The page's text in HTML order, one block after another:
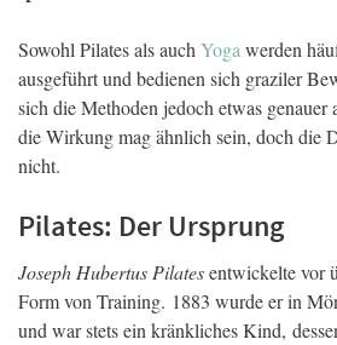
Sowohl Pilates als auch Yoga werden
ausgeführt und bedienen sich graziler
sich die Methoden jedoch etwas
die Wirkung mag ähnlich sein, doch die
nicht.
Pilates: Der Ursprung
Joseph Hubertus Pilatesentwickelte vor
Form von Training. 1883 wurde er in
und war stets ein kränkliches Kind,